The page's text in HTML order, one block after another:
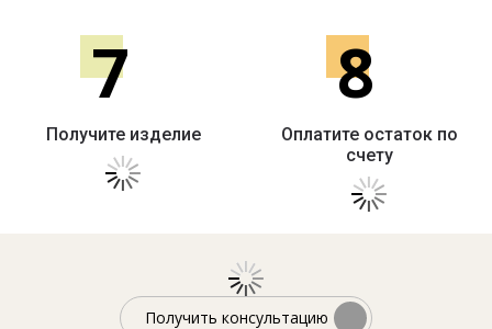
7
Получите изделие
8
Оплатите остаток по
счету
Получить консультацию